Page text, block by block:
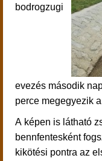
bodrogzugi
evezés második
perce megegyezik
A képen is látható
bennfentesként
kikötési pontra az